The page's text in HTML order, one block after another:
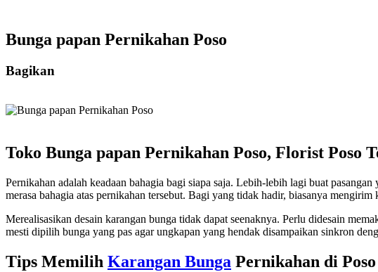
Bunga papan Pernikahan Poso
Bagikan
Toko Bunga papan Pernikahan Poso, Florist Poso
Pernikahan adalah keadaan bahagia bagi siapa saja. Lebih-lebih lagi buat
merasa bahagia atas pernikahan tersebut. Bagi yang tidak hadir, biasanya mengirim
Merealisasikan desain karangan bunga tidak dapat seenaknya. Perlu didesain
mesti dipilih bunga yang pas agar ungkapan yang hendak disampaikan sinkron
Tips Memilih Karangan Bunga Pernikahan di Poso